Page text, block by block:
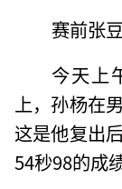
赛前张
今天上
上，孙杨在
这是他复出
54秒98的成